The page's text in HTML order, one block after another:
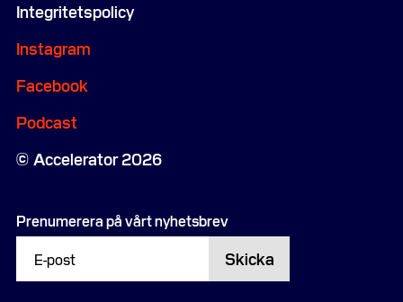
Accelerator 2026
Integritetspolicy
Instagram
Facebook
Podcast
Prenumerera på vårt nyhetsbrev
Skicka